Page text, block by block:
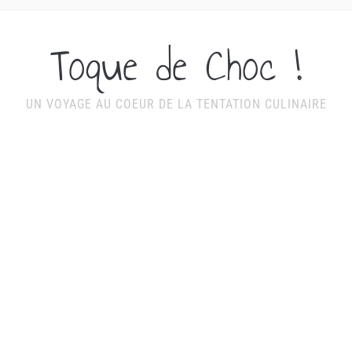
Toque de Choc !
UN VOYAGE AU COEUR DE LA TENTATION CULINAIRE